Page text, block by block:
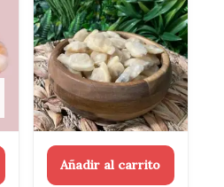
Añadir al carrito